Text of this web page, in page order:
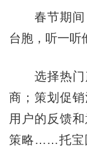
春节期间
台胞，听一听
选择热门
商；策划促
用户的反馈
策略……托宝